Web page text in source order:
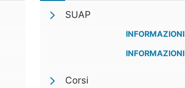
SUAP
INFORMAZIONI
INFORMAZIONI
Corsi